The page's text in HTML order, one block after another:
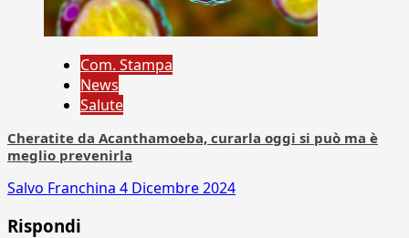
Com. Stampa
News
Salute
Cheratite da Acanthamoeba, curarla oggi si può ma è
meglio prevenirla
Salvo Franchina 4 Dicembre 2024
Rispondi